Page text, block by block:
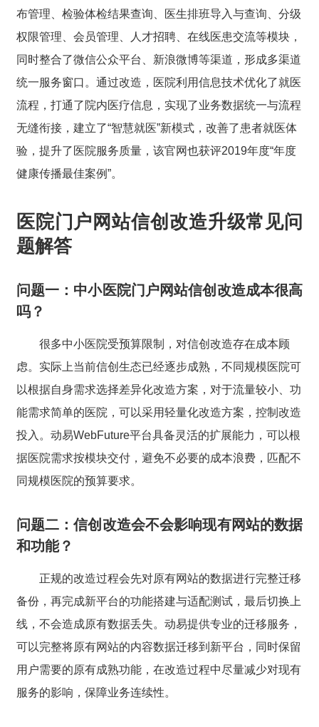
布管理、检验体检结果查询、医生排班导入与查询、分级
权限管理、会员管理、人才招聘、在线医患交流等模块，
同时整合了微信公众平台、新浪微博等渠道，形成多渠道
统一服务窗口。通过改造，医院利用信息技术优化了就医
流程，打通了院内医疗信息，实现了业务数据统一与流程
无缝衔接，建立了“智慧就医”新模式，改善了患者就医体
验，提升了医院服务质量，该官网也获评2019年度“年度
健康传播最佳案例”。
医院门户网站信创改造升级常见问
题解答
问题一：中小医院门户网站信创改造成本很高
吗？
很多中小医院受预算限制，对信创改造存在成本顾
虑。实际上当前信创生态已经逐步成熟，不同规模医院可
以根据自身需求选择差异化改造方案，对于流量较小、功
能需求简单的医院，可以采用轻量化改造方案，控制改造
投入。动易WebFuture平台具备灵活的扩展能力，可以根
据医院需求按模块交付，避免不必要的成本浪费，匹配不
同规模医院的预算要求。
问题二：信创改造会不会影响现有网站的数据
和功能？
正规的改造过程会先对原有网站的数据进行完整迁移
备份，再完成新平台的功能搭建与适配测试，最后切换上
线，不会造成原有数据丢失。动易提供专业的迁移服务，
可以完整将原有网站的内容数据迁移到新平台，同时保留
用户需要的原有成熟功能，在改造过程中尽量减少对现有
服务的影响，保障业务连续性。